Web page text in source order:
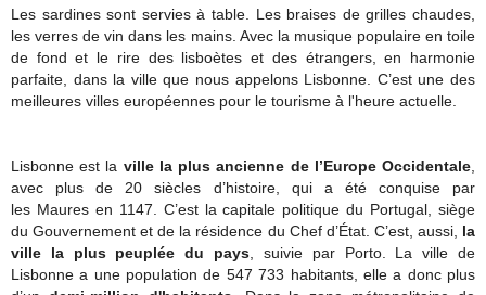
Les sardines sont servies à table. Les braises de grilles chaudes,
les verres de vin dans les mains. Avec la musique populaire en toile
de fond et le rire des lisboètes et des étrangers, en harmonie
parfaite, dans la ville que nous appelons Lisbonne. C’est une des
meilleures villes européennes pour le tourisme à l'heure actuelle.
Lisbonne est la ville la plus ancienne de l’Europe Occidentale,
avec plus de 20 siècles d’histoire, qui a été conquise par
les Maures en 1147. C’est la capitale politique du Portugal, siège
du Gouvernement et de la résidence du Chef d’État. C’est, aussi, la
ville la plus peuplée du pays, suivie par Porto. La ville de
Lisbonne a une population de 547 733 habitants, elle a donc plus